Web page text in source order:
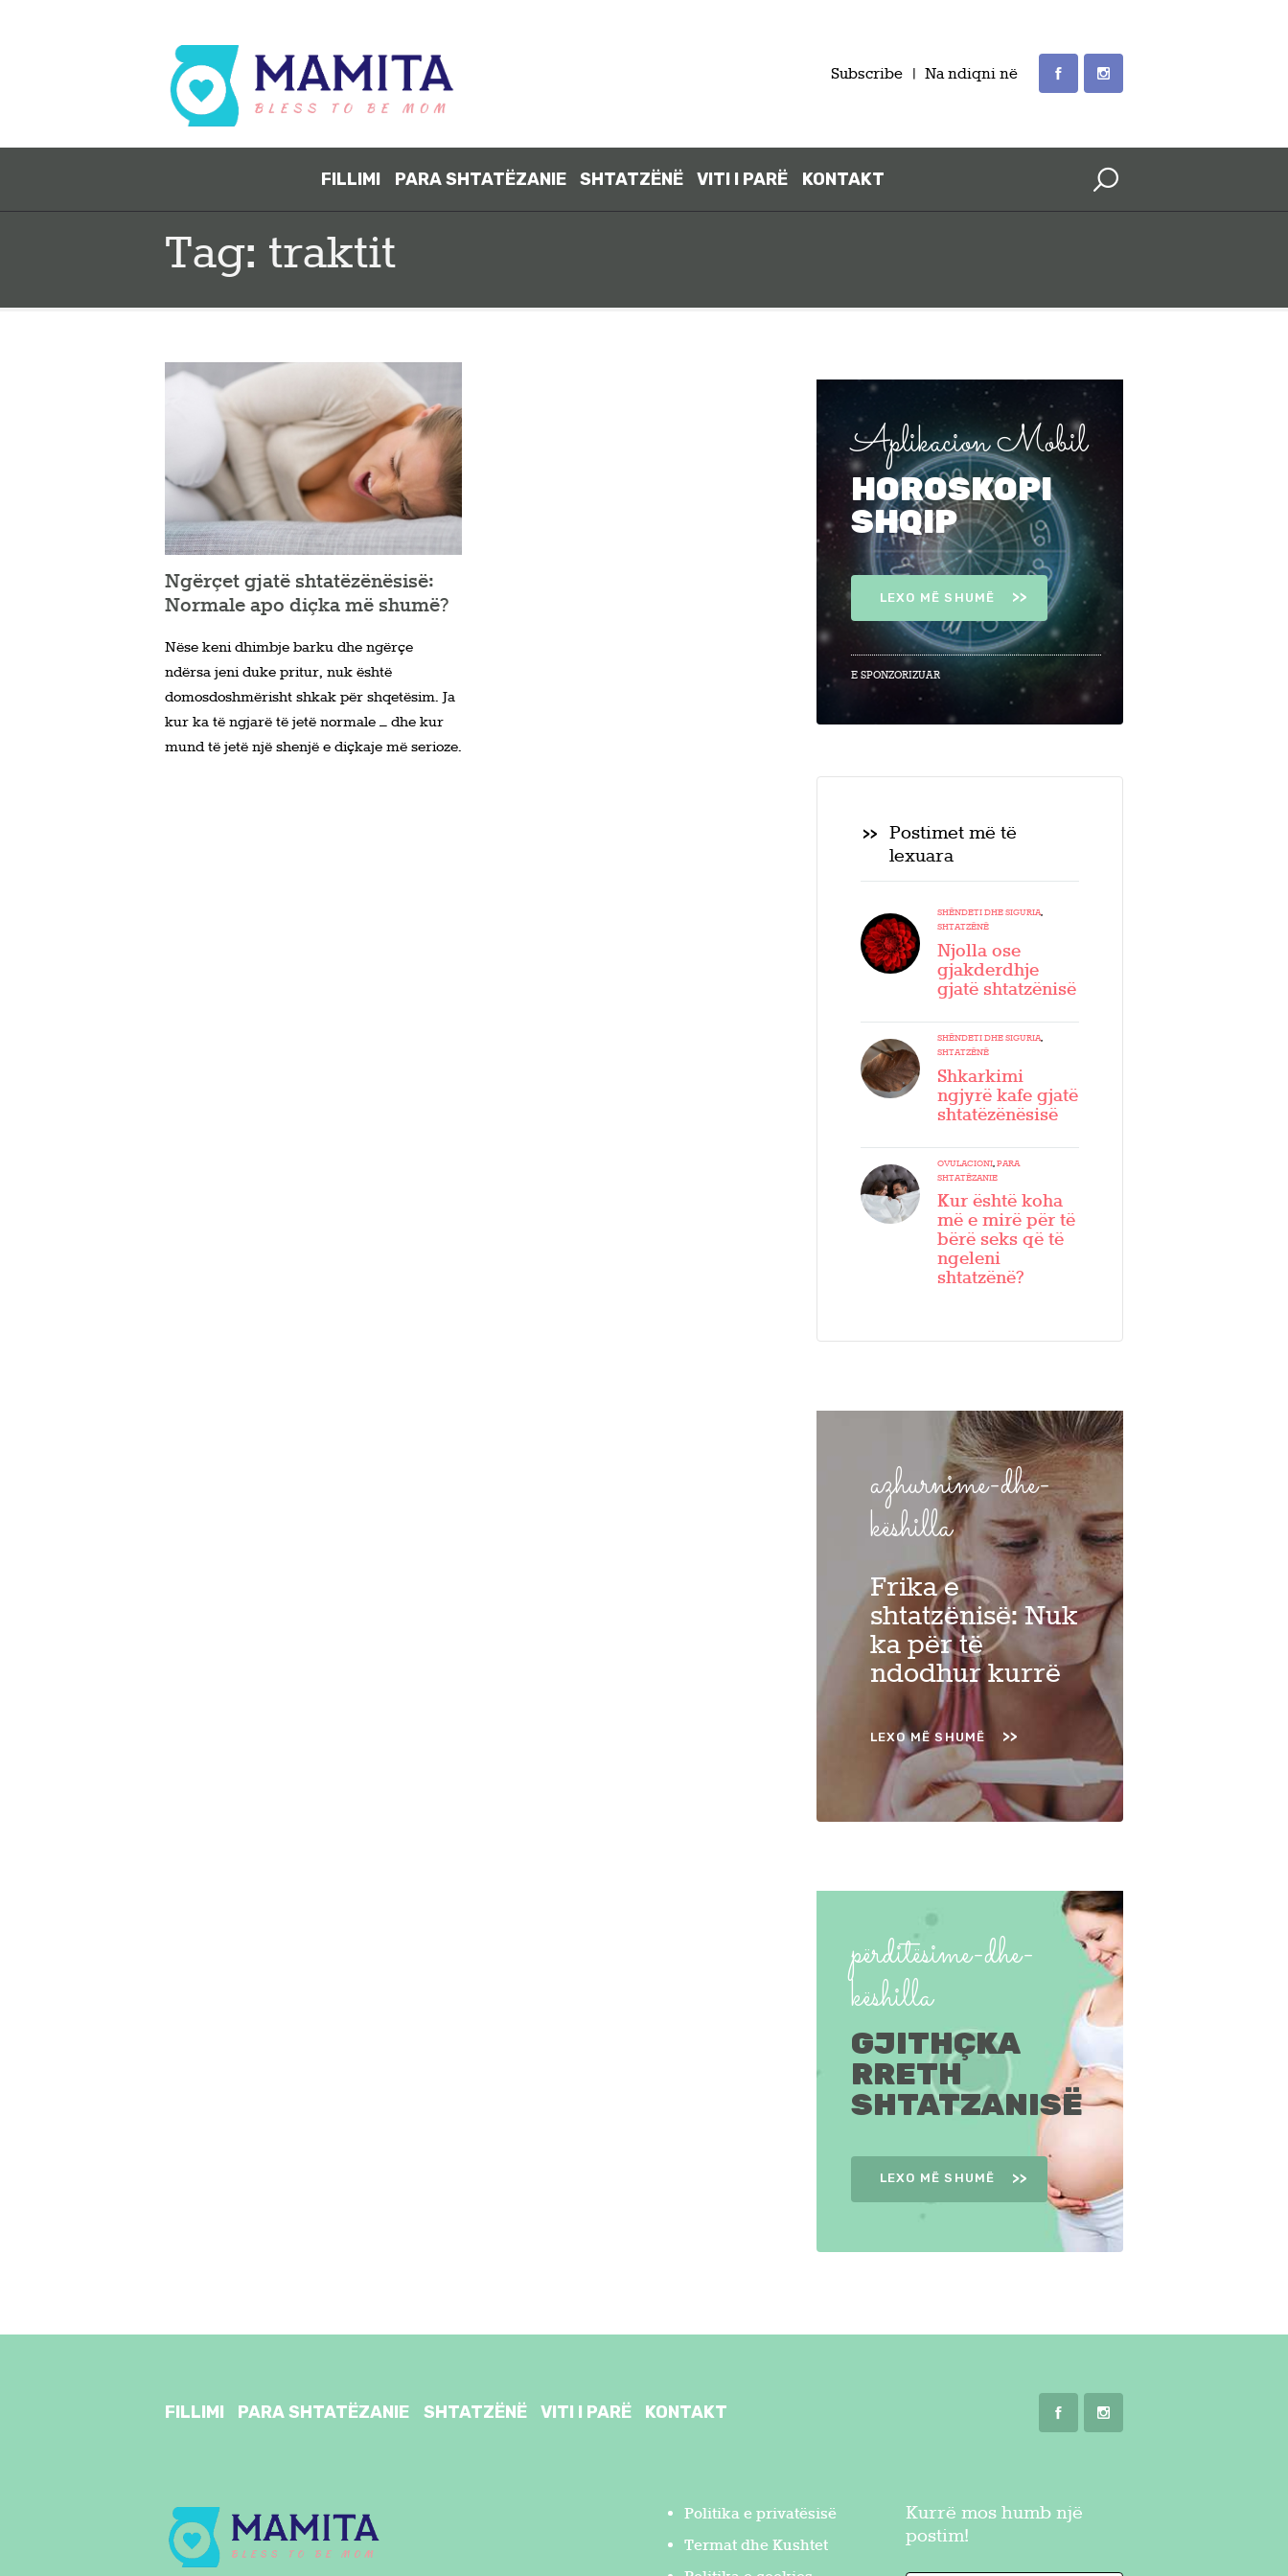
Subscribe Na ndiqni në
FILLIMI PARA SHTATËZANIE SHTATZËNË VITI I PARË KONTAKT
Tag: traktit
SHTATËZANI
E
VITI I PARË
Ngërçet gjatë shtatëzënësisë:
Normale apo diçka më shumë?
Nëse keni dhimbje barku dhe ngërçe
ndërsa jeni duke pritur, nuk është
domosdoshmërisht shkak për shqetësim. Ja
kur ka të ngjarë të jetë normale – dhe kur
mund të jetë një shenjë e diçkaje më serioze.
Aplikacion Mobil
HOROSKOPI
SHQIP
LEXO MË SHUMË
E SPONZORIZUAR
Postimet më të
lexuara
SHËNDETI DHE SIGURIA,
SHTATZËNË
Njolla ose
gjakderdhje
gjatë shtatzënisë
SHËNDETI DHE SIGURIA,
SHTATZËNË
Shkarkimi
ngjyrë kafe gjatë
shtatëzënësisë
OVULACIONI,PARA
SHTATËZANIE
Kur është koha
më e mirë për të
bërë seks që të
ngeleni
shtatzënë?
azhurnime-dhe-
këshilla
Frika e
shtatzënisë: Nuk
ka për të
ndodhur kurrë
LEXO MË SHUMË
përditësime-dhe-
këshilla
GJITHÇKA
RRETH
SHTATZANISË
LEXO MË SHUMË
FILLIMI PARA SHTATËZANIE SHTATZËNË VITI I PARË KONTAKT
Politika e privatësisë
Termat dhe Kushtet
Kurrë mos humb një
postim!